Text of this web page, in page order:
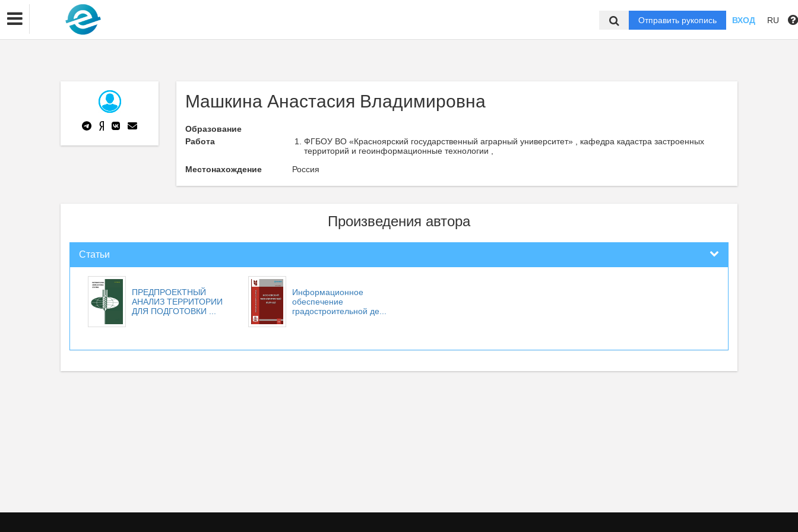
Отправить рукопись ВХОД RU
Машкина Анастасия Владимировна
Образование
Работа
ФГБОУ ВО «Красноярский государственный аграрный университет» , кафедра кадастра застроенных
территорий и геоинформационные технологии ,
Местонахождение
Россия
Произведения автора
Статьи
ПРЕДПРОЕКТНЫЙ
АНАЛИЗ ТЕРРИТОРИИ
ДЛЯ ПОДГОТОВКИ ...
Информационное
обеспечение
градостроительной де...